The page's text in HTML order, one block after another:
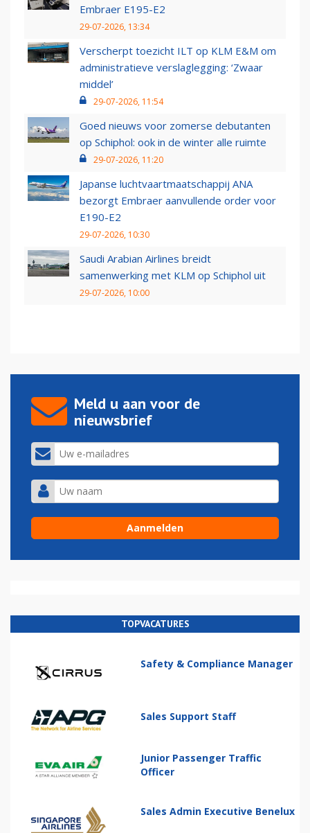
Embraer E195-E2
29-07-2026, 13:34
Verscherpt toezicht ILT op KLM E&M om
administratieve verslaglegging: ‘Zwaar
middel’
29-07-2026, 11:54
Goed nieuws voor zomerse debutanten
op Schiphol: ook in de winter alle ruimte
29-07-2026, 11:20
Japanse luchtvaartmaatschappij ANA
bezorgt Embraer aanvullende order voor
E190-E2
29-07-2026, 10:30
Saudi Arabian Airlines breidt
samenwerking met KLM op Schiphol uit
29-07-2026, 10:00
Meld u aan voor de
nieuwsbrief
TOPVACATURES
Safety & Compliance Manager
Sales Support Staff
Junior Passenger Traffic
Officer
Sales Admin Executive Benelux